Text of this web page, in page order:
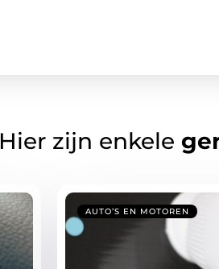
Hier zijn enkele
AUTO’S EN MOTOREN